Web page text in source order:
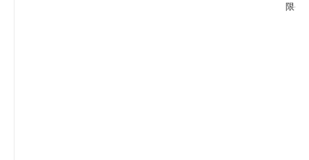
限公